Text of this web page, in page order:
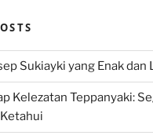
Sukiayki yang Enak dan
Kelezatan Teppanyaki: